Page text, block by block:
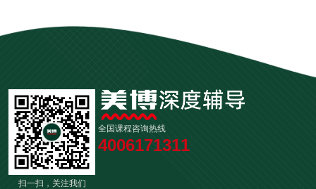
全国课程咨询热线
4006171311
扫一扫，关注我们